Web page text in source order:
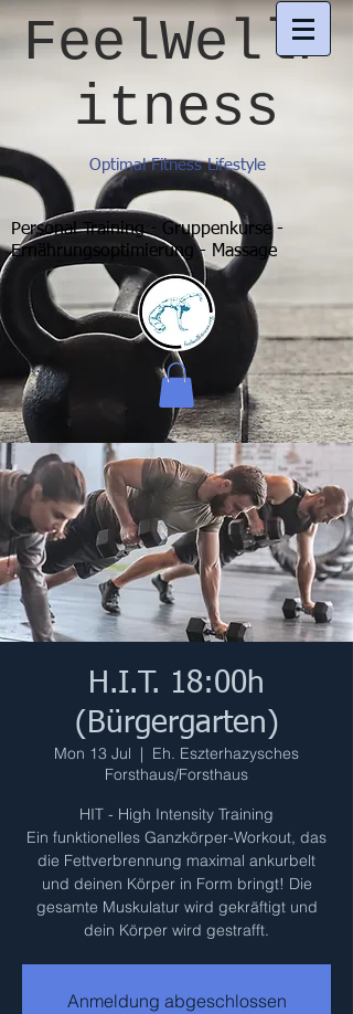
Optimal Fitness Lifestyle
FeelWellF
itness
Personal Training - Gruppenkurse -
Ernährungsoptimierung - Massage
H.I.T. 18:00h
(Bürgergarten)
Mon 13 Jul
  |
Eh. Eszterhazysches
Forsthaus/Forsthaus
HIT - High Intensity Training
Ein funktionelles Ganzkörper-Workout, das
die Fettverbrennung maximal ankurbelt
und deinen Körper in Form bringt! Die
gesamte Muskulatur wird gekräftigt und
dein Körper wird gestrafft.
Anmeldung abgeschlossen